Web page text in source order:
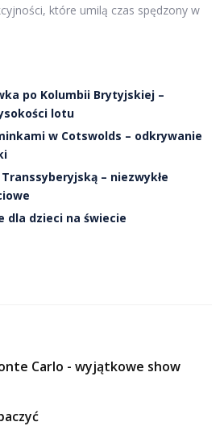
które umilą czas spędzony w
po Kolumbii Brytyjskiej –
lotu
w Cotswolds – odkrywanie
– niezwykłe
dla dzieci na świecie
Carlo - wyjątkowe show